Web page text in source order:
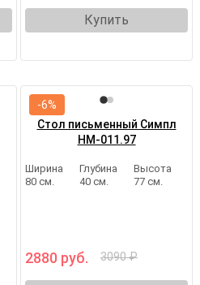
Купить
Стол письменный Симпл
НМ-011.97
Ширина
80 см.
Глубина
40 см.
Высота
77 см.
2880 руб. 3090 ₽
-6%